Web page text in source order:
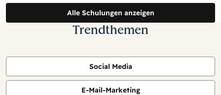
Alle Schulungen anzeigen
Trendthemen
Social Media
E-Mail-Marketing